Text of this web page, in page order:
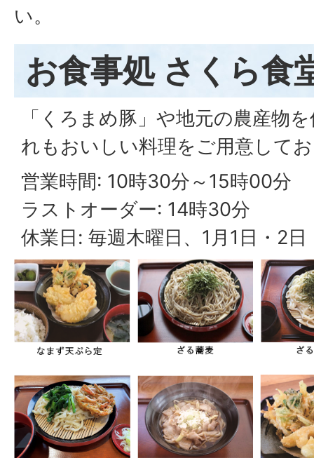
い。
お食事処 さくら食
「くろまめ豚」や地元の農産物
れもおいしい料理をご用意して
営業時間: 10時30分～15時00分
ラストオーダー: 14時30分
休業日: 毎週木曜日、1月1日・2日